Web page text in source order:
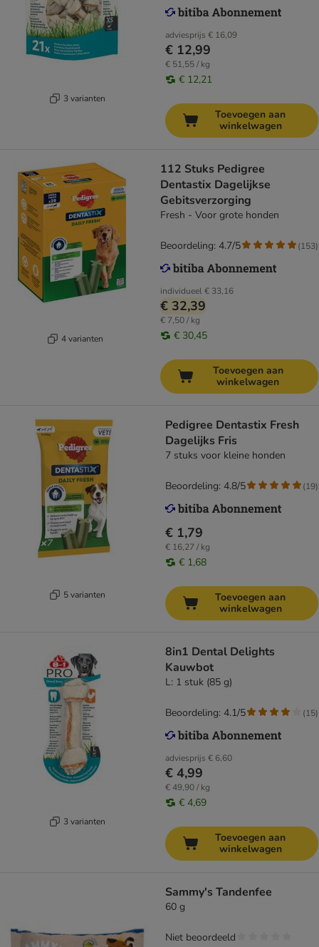
3 varianten
adviesprijs € 16,09
€ 12,99
€ 51,55 / kg
€ 12,21
Toevoegen aan
winkelwagen
4 varianten
112 Stuks Pedigree
Dentastix Dagelijkse
Gebitsverzorging
Fresh - Voor grote honden
individueel€ 33,16
€ 32,39
€ 7,50 / kg
€ 30,45
Beoordeling: 4.7/5 (153)
Toevoegen aan
winkelwagen
5 varianten
Pedigree Dentastix Fresh
Dagelijks Fris
7 stuks voor kleine honden
€ 1,79
€ 16,27 / kg
€ 1,68
Beoordeling: 4.8/5 (19)
Toevoegen aan
winkelwagen
3 varianten
8in1 Dental Delights
Kauwbot
L: 1 stuk (85 g)
adviesprijs € 6,60
€ 4,99
€ 49,90 / kg
€ 4,69
Beoordeling: 4.1/5 (15)
Toevoegen aan
winkelwagen
Sammy's Tandenfee
60 g
Niet beoordeeld